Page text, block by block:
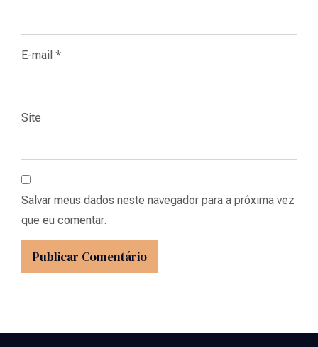
E-mail *
Site
Salvar meus dados neste navegador para a próxima vez
que eu comentar.